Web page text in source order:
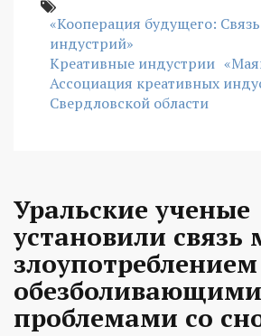
«Кооперация будущего:
индустрий»
Креативные индустрии
Ассоциация креативных
Свердловской области
Уральские ученые
установили связь
злоупотреблением
проблемами со